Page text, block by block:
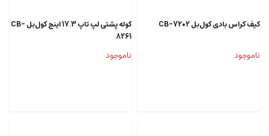
کیف کراس بادی کول‌بل CB-7202
ناموجود
کوله پشتی لپ تاپ 17.3 اینچ کول‌بل CB-
8261
ناموجود